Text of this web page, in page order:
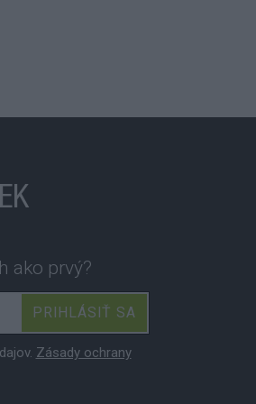
ako prvý?
PRIHLÁSIŤ SA
Zásady ochrany